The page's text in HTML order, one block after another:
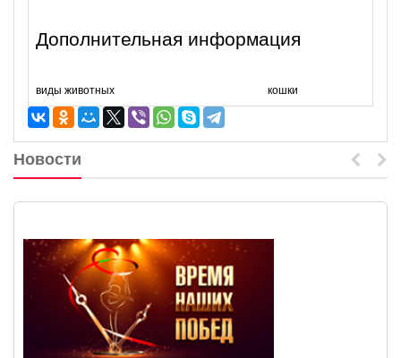
Дополнительная информация
виды животных кошки
Новости